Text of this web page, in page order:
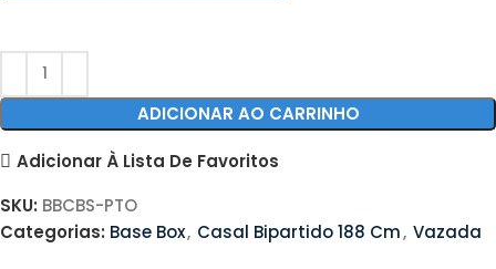
ADICIONAR AO CARRINHO
Adicionar À Lista De Favoritos
SKU: BBCBS-PTO
Categorias: Base Box, Casal Bipartido 188 Cm, Vazada